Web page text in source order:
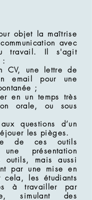
objet la maîtrise
avec
travail. Il s'agit
:
CV, une lettre de
email pour une
;
en un temps très
orale, ou sous
questions d’un
les pièges.
de ces outils
présentation
outils, mais aussi
par une mise en
cela, les étudiants
à travailler par
simulant des